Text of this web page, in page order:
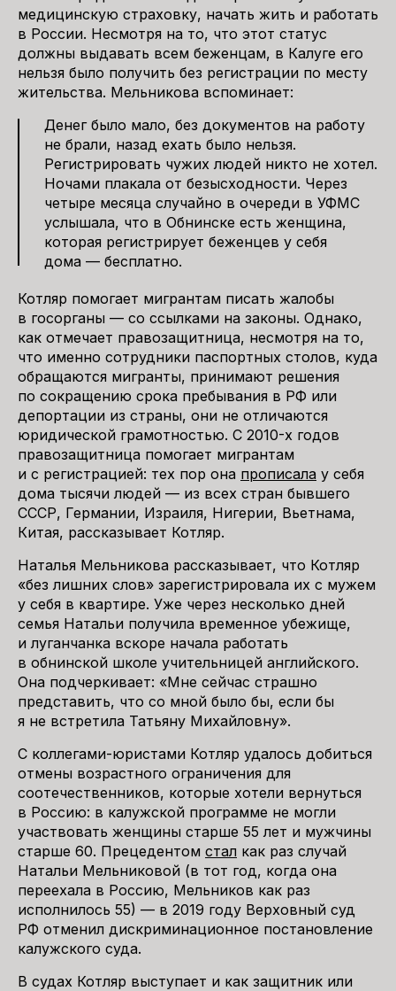
медицинскую страховку, начать жить и работать
в России. Несмотря на то, что этот статус
должны выдавать всем беженцам, в Калуге его
нельзя было получить без регистрации по месту
жительства. Мельникова вспоминает:
Денег было мало, без документов на работу
не брали, назад ехать было нельзя.
Регистрировать чужих людей никто не хотел.
Ночами плакала от безысходности. Через
четыре месяца случайно в очереди в УФМС
услышала, что в Обнинске есть женщина,
которая регистрирует беженцев у себя
дома — бесплатно.
Котляр помогает мигрантам писать жалобы
в госорганы — со ссылками на законы. Однако,
как отмечает правозащитница, несмотря на то,
что именно сотрудники паспортных столов, куда
обращаются мигранты, принимают решения
по сокращению срока пребывания в РФ или
депортации из страны, они не отличаются
юридической грамотностью. С 2010-х годов
правозащитница помогает мигрантам
и с регистрацией: тех пор она прописала у себя
дома тысячи людей — из всех стран бывшего
СССР, Германии, Израиля, Нигерии, Вьетнама,
Китая, рассказывает Котляр.
Наталья Мельникова рассказывает, что Котляр
«без лишних слов» зарегистрировала их с мужем
у себя в квартире. Уже через несколько дней
семья Натальи получила временное убежище,
и луганчанка вскоре начала работать
в обнинской школе учительницей английского.
Она подчеркивает: «Мне сейчас страшно
представить, что со мной было бы, если бы
я не встретила Татьяну Михайловну».
С коллегами-юристами Котляр удалось добиться
отмены возрастного ограничения для
соотечественников, которые хотели вернуться
в Россию: в калужской программе не могли
участвовать женщины старше 55 лет и мужчины
старше 60. Прецедентом стал как раз случай
Натальи Мельниковой (в тот год, когда она
переехала в Россию, Мельников как раз
исполнилось 55) — в 2019 году Верховный суд
РФ отменил дискриминационное постановление
калужского суда.
В судах Котляр выступает и как защитник или